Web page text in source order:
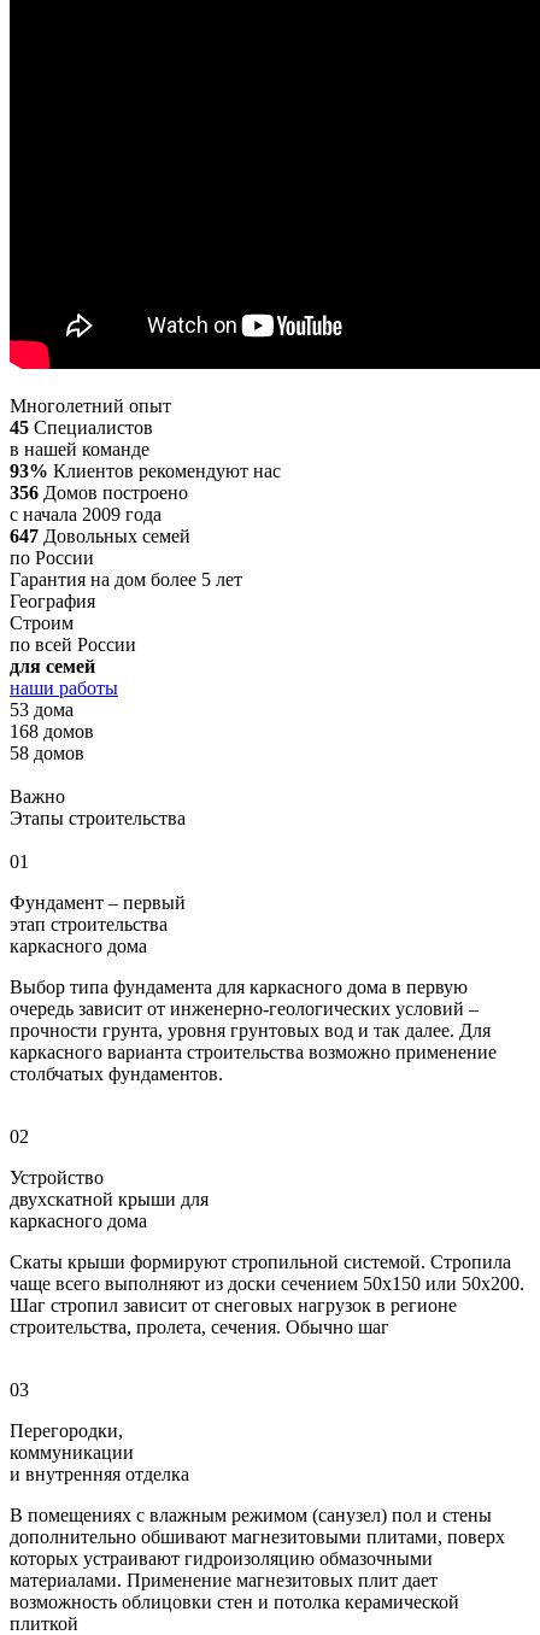
Многолетний опыт
45 Специалистов
в нашей команде
93% Клиентов рекомендуют нас
356 Домов построено
с начала 2009 года
647 Довольных семей
по России
Гарантия на дом более 5 лет
География
Строим
по всей России
для семей
наши работы
53 дома
168 домов
58 домов
Важно
Этапы строительства
01
Фундамент – первый
этап строительства
каркасного дома
Выбор типа фундамента для каркасного дома в первую
очередь зависит от инженерно-геологических условий –
прочности грунта, уровня грунтовых вод и так далее. Для
каркасного варианта строительства возможно применение
столбчатых фундаментов.
02
Устройство
двухскатной крыши для
каркасного дома
Скаты крыши формируют стропильной системой. Стропила
чаще всего выполняют из доски сечением 50х150 или 50х200.
Шаг стропил зависит от снеговых нагрузок в регионе
строительства, пролета, сечения. Обычно шаг
03
Перегородки,
коммуникации
и внутренняя отделка
В помещениях с влажным режимом (санузел) пол и стены
дополнительно обшивают магнезитовыми плитами, поверх
которых устраивают гидроизоляцию обмазочными
материалами. Применение магнезитовых плит дает
возможность облицовки стен и потолка керамической
плиткой